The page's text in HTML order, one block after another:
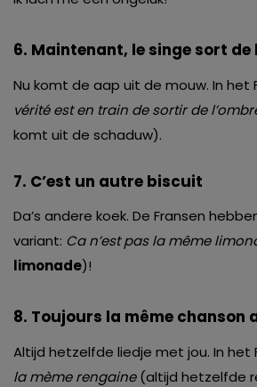
6. Maintenant, le singe sort de
Nu komt de aap uit de mouw. In het
vérité est en train de sortir de
komt uit de schaduw).
7. C’est un autre biscuit
Da’s andere koek. De Fransen
variant: Ca n’est pas la même
limonade)!
8. Toujours la même chanson
Altijd hetzelfde liedje met jou. In het
la mème rengaine(altijd hetzelfde